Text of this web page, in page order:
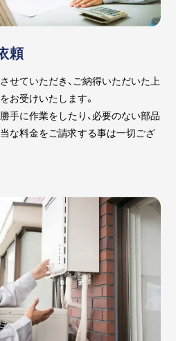
頼
せていただき、ご納得いただいた上
お受けいたします。
手に作業をしたり、必要のない部品
な料金をご請求する事は一切ござ